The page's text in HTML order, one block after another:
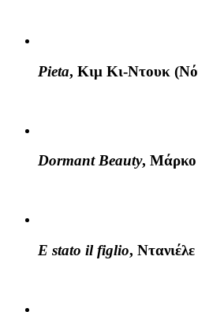
Pieta, Κιμ Κι-Ντουκ
Dormant Beauty, Μάρκο
E stato il figlio,